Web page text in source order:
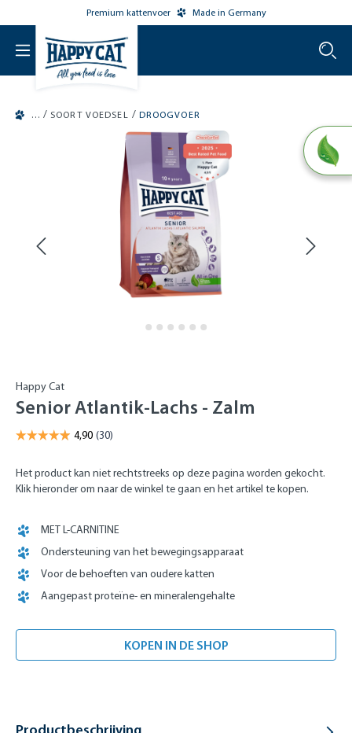
Premium kattenvoer Made in Germany
/ SOORT VOEDSEL / DROOGVOER
Happy Cat
Senior Atlantik-Lachs - Zalm
Het product kan niet rechtstreeks op deze pagina worden gekocht.
Klik hieronder om naar de winkel te gaan en het artikel te kopen.
MET L-CARNITINE
Ondersteuning van het bewegingsapparaat
Voor de behoeften van oudere katten
Aangepast proteïne- en mineralengehalte
KOPEN IN DE SHOP